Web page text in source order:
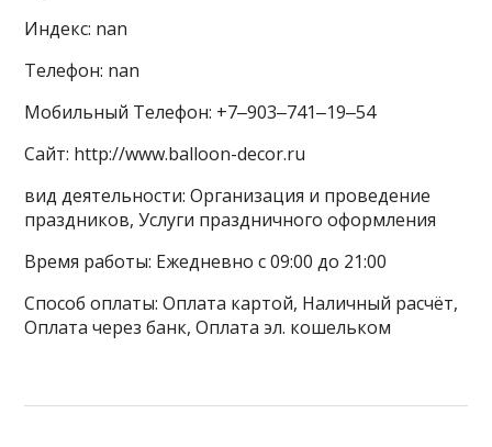
Индекс: nan
Телефон: nan
Мобильный Телефон: +7‒903‒741‒19‒54
Сайт: http://www.balloon-decor.ru
вид деятельности: Организация и проведение
праздников, Услуги праздничного оформления
Время работы: Ежедневно с 09:00 до 21:00
Способ оплаты: Оплата картой, Наличный расчёт,
Оплата через банк, Оплата эл. кошельком